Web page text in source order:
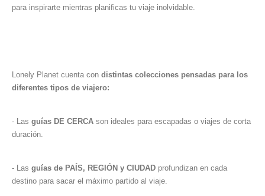
para inspirarte mientras planificas tu viaje inolvidable.
Lonely Planet cuenta con distintas colecciones pensadas para los
diferentes tipos de viajero:
- Las guías DE CERCA son ideales para escapadas o viajes de corta
duración.
- Las guías de PAÍS, REGIÓN y CIUDAD profundizan en cada
destino para sacar el máximo partido al viaje.